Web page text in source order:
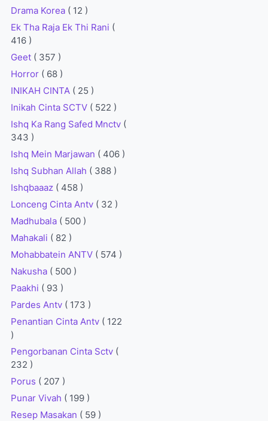
Drama Korea ( 12 )
Ek Tha Raja Ek Thi Rani (
416 )
Geet ( 357 )
Horror ( 68 )
INIKAH CINTA ( 25 )
Inikah Cinta SCTV ( 522 )
Ishq Ka Rang Safed Mnctv (
343 )
Ishq Mein Marjawan ( 406 )
Ishq Subhan Allah ( 388 )
Ishqbaaaz ( 458 )
Lonceng Cinta Antv ( 32 )
Madhubala ( 500 )
Mahakali ( 82 )
Mohabbatein ANTV ( 574 )
Nakusha ( 500 )
Paakhi ( 93 )
Pardes Antv ( 173 )
Penantian Cinta Antv ( 122
)
Pengorbanan Cinta Sctv (
232 )
Porus ( 207 )
Punar Vivah ( 199 )
Resep Masakan ( 59 )